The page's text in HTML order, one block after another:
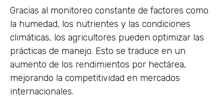
Gracias al monitoreo constante de factores como
la humedad, los nutrientes y las condiciones
climáticas, los agricultores pueden optimizar las
prácticas de manejo. Esto se traduce en un
aumento de los rendimientos por hectárea,
mejorando la competitividad en mercados
internacionales.